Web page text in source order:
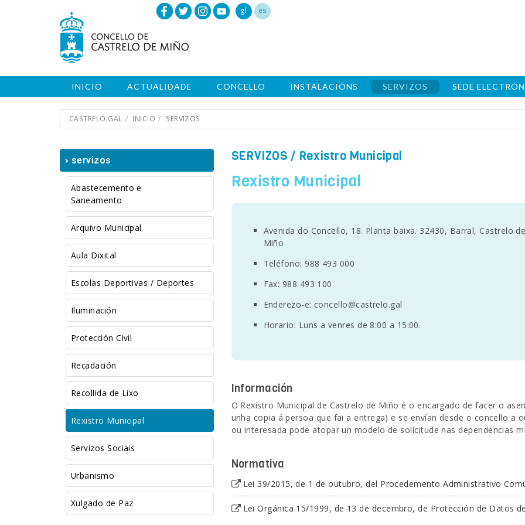
gl es
INICIO ACTUALIDADE CONCELLO INSTALACIÓNS SERVIZOS SEDE
CASTRELO.GAL INICIO SERVIZOS
› servizos
Abastecemento e
Saneamento
Arquivo Municipal
Aula Dixital
Escolas Deportivas / Deportes
Iluminación
Protección Civil
Recadación
Recollida de Lixo
Rexistro Municipal
Servizos Sociais
Urbanismo
Xulgado de Paz
SERVIZOS / Rexistro Municipal
Rexistro Municipal
Avenida do Concello, 18. Planta baixa. 32430, Barral, Castrelo
Miño
Teléfono: 988 493 000
Fax: 988 493 100
Enderezo-e: concello@castrelo.gal
Horario: Luns a venres de 8:00 a 15:00.
Información
O Rexistro Municipal de Castrelo de Miño é o encargado de facer o
unha copia á persoa que fai a entrega) e se envían desde o concello a
ou interesada pode atopar un modelo de solicitude nas dependencias
Normativa
Lei 39/2015, de 1 de outubro, del Procedemento Administrativo
Lei Orgánica 15/1999, de 13 de decembro, de Protección de Datos